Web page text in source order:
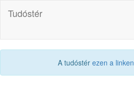
Tudóstér
A tudóstér ezen a linken